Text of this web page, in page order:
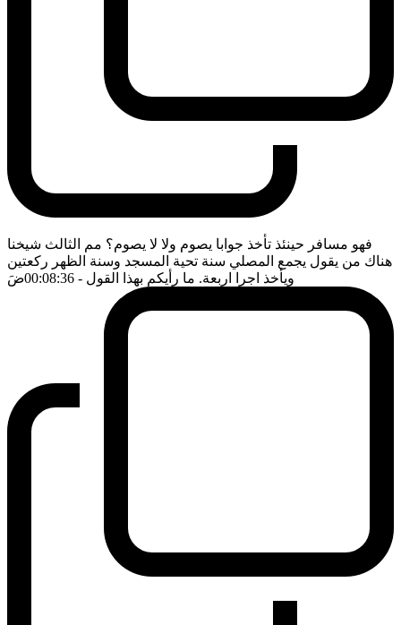
فهو مسافر حينئذ تأخذ جوابا يصوم ولا لا يصوم؟ مم الثالث شيخنا
هناك من يقول يجمع المصلي سنة تحية المسجد وسنة الظهر ركعتين
ويأخذ اجرا اربعة. ما رأيكم بهذا القول - 00:08:36 ضَ